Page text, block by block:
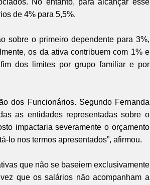
No entanto, para alcançar esse
de 4% para 5,5%.
sobre o primeiro dependente para 3%,
os da ativa contribuem com 1% e
dos limites por grupo familiar e por
dos Funcionários. Segundo Fernanda
as entidades representadas sobre o
impactaria severamente o orçamento
lo nos termos apresentados”, afirmou.
que não se baseiem exclusivamente
que os salários não acompanham a